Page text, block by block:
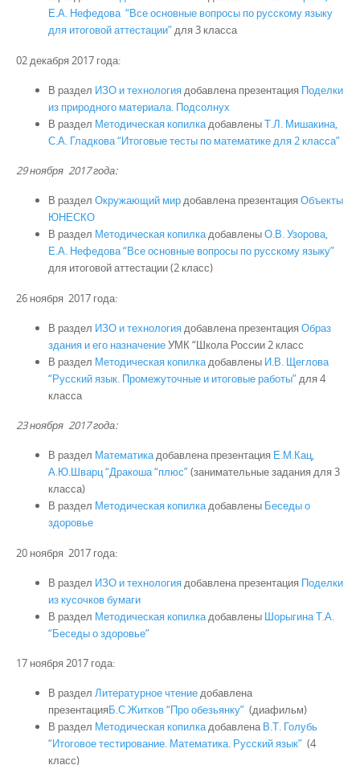
Е.А. Нефедова “Все основные вопросы по русскому языку
для итоговой аттестации”для 3 класса
02 декабря 2017 года:
В раздел ИЗО и технологиядобавлена презентация Поделки
из природного материала. Подсолнух
В раздел Методическая копилкадобавленыТ.Л. Мишакина,
С.А. Гладкова “Итоговые тесты по математике для 2 класса”
29 ноября 2017 года:
В раздел Окружающий мирдобавлена презентация Объекты
ЮНЕСКО
В раздел Методическая копилкадобавленыО.В. Узорова,
Е.А. Нефедова “Все основные вопросы по русскому языку”
для итоговой аттестации (2 класс)
26 ноября 2017 года:
В раздел ИЗО и технологиядобавлена презентация Образ
здания и его назначениеУМК “Школа России 2 класс
В раздел Методическая копилкадобавлены И.В. Щеглова
“Русский язык. Промежуточные и итоговые работы”для 4
класса
23 ноября 2017 года:
В раздел Математикадобавлена презентация Е.М.Кац,
А.Ю.Шварц “Дракоша “плюс”(занимательные задания для 3
класса)
В раздел Методическая копилкадобавлены Беседы о
здоровье
20 ноября 2017 года:
В раздел ИЗО и технологиядобавлена презентация Поделки
из кусочков бумаги
В раздел Методическая копилкадобавлены Шорыгина Т.А.
“Беседы о здоровье”
17 ноября 2017 года:
В раздел Литературное чтениедобавлена
презентацияБ.С.Житков “Про обезьянку” (диафильм)
В раздел Методическая копилкадобавленаВ.Т. Голубь
“Итоговое тестирование. Математика. Русский язык” (4
класс)